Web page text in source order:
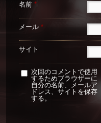
名前 *
メール *
サイト
次回のコメントで使用
するためブラウザーに
自分の名前、メールア
ドレス、サイトを保存
する。